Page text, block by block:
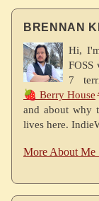
une nouvelle âme.
en cultural frame
chez les bilingues,
rigide du genre
français, le pronom
reconnu par Le
2021, l'interdiction
inclusive par le
du Québec en
genre, le
quand j'écris dans
que je maîtrise mal.
BRENNAN
Hi,
FOSS
7
🍓 Berry House
and about why
lives here.
More About